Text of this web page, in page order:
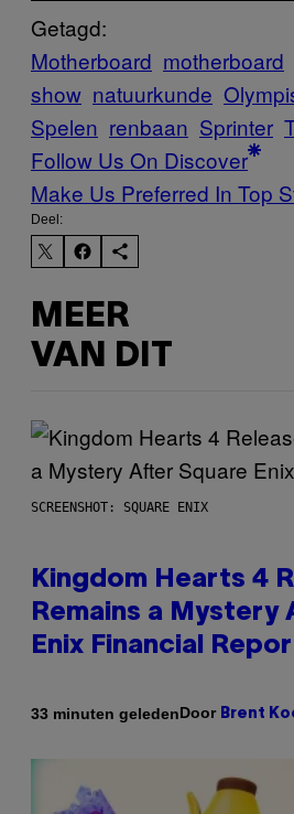
Getagd:
Motherboard motherboard
show natuurkunde
Spelen renbaan Sprinter
Follow Us On Discover
Make Us Preferred In Top
Deel:
MEER
VAN DIT
SCREENSHOT: SQUARE ENIX
Kingdom Hearts 4
Remains a Mystery
Enix Financial
33 minuten geledenDoor Brent